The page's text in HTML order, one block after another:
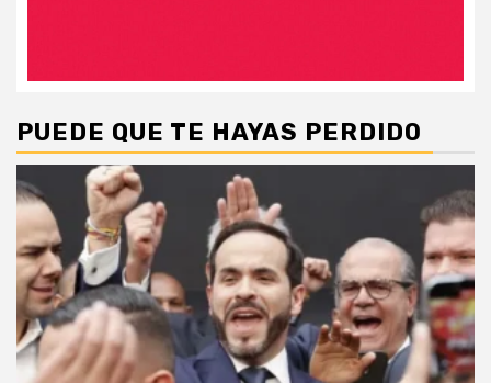
PUEDE QUE TE HAYAS PERDIDO